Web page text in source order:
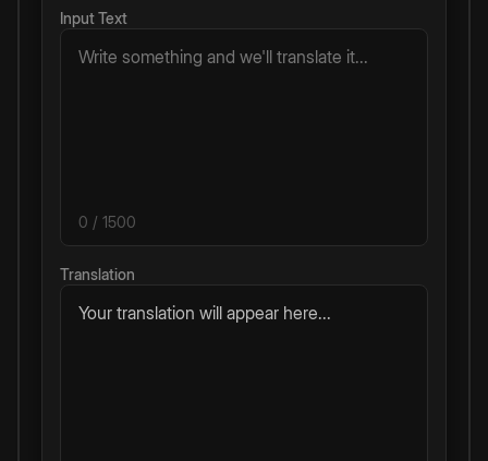
Input Text
0 / 1500
Translation
Your translation will appear here...